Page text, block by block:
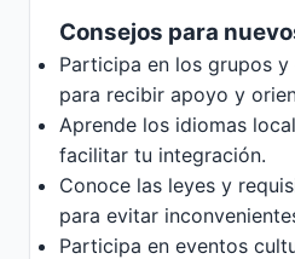
Consejos para
Participa en los grupos
para recibir apoyo y
Aprende los idiomas
facilitar tu integración.
Conoce las leyes y
para evitar
Participa en eventos